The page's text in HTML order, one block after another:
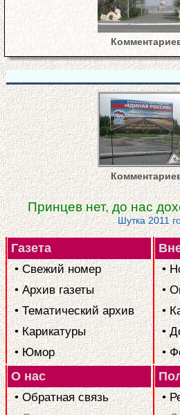
Принцев нет, до нас
Шутка 2011
Газета
• Свежий номер
• Архив газеты
• Тематический архив
• Карикатуры
• Юмор
•
•
•
•
•
О нас
• Обратная связь
•